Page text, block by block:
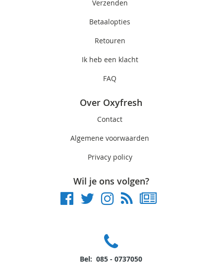
Verzenden
Betaalopties
Retouren
Ik heb een klacht
FAQ
Over Oxyfresh
Contact
Algemene voorwaarden
Privacy policy
Wil je ons volgen?
Bel: 085 - 0737050